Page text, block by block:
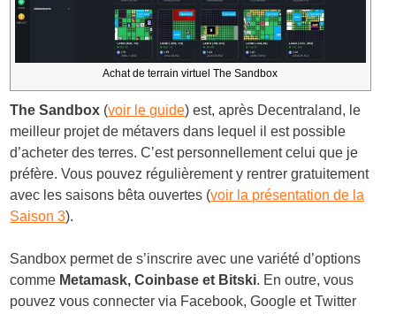
Achat de terrain virtuel The Sandbox
The Sandbox (voir le guide) est, après Decentraland, le
meilleur projet de métavers dans lequel il est possible
d’acheter des terres. C’est personnellement celui que je
préfère. Vous pouvez régulièrement y rentrer gratuitement
avec les saisons bêta ouvertes (voir la présentation de la
Saison 3).
Sandbox permet de s’inscrire avec une variété d’options
comme Metamask, Coinbase et Bitski. En outre, vous
pouvez vous connecter via Facebook, Google et Twitter